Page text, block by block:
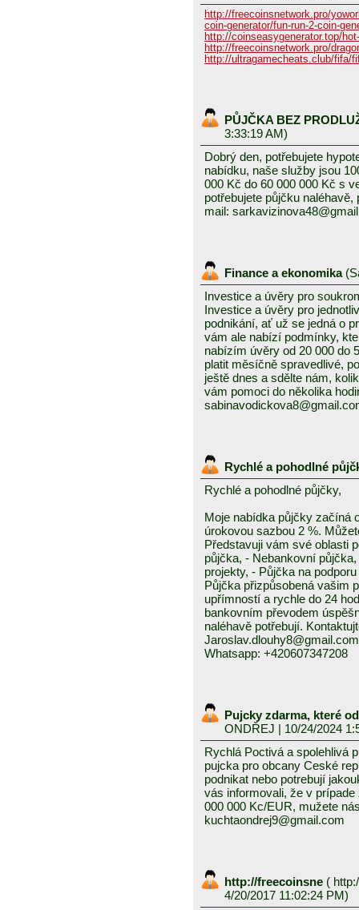
http://freecoinsnetwork.pro/
coin-generator/fun-run-2-coin-
http://coinseasygenerator.top/
http://freecoinsnetwork.pro/
http://ultragamecheats.club/fifa/
PŮJČKA BEZ
3:33:19 AM)
Dobrý den, potřebujete
nabídku, naše služby jsou
000 Kč do 60 000 000 Kč s
potřebujete půjčku
mail:
Finance a ekonomika (
Investice a úvěry pro
Investice a úvěry pro
podnikání, ať už se jedná o
vám ale nabízí podmínky,
nabízím úvěry od 20 000 do
platit měsíčně spravedlivé,
ještě dnes a sdělte nám,
vám pomoci do několika
Rychlé a pohodlné
Rychlé a pohodlné půjčky,
Moje nabídka půjčky začíná
úrokovou sazbou 2 %.
Představuji vám své oblasti
půjčka, - Nebankovní
projekty, - Půjčka na
Půjčka přizpůsobená vašim
upřímností a rychle do 24
bankovním převodem
naléhavě potřebují.
Jaroslav.dlouhy8@gmail.com
Whatsapp: +420607347208
Pujcky zdarma, které
ONDŘEJ | 10/24/2024
Rychlá Poctivá a spolehlivá
pujcka pro obcany Ceské
podnikat nebo potrebují
vás informovali, že v
000 000 Kc/EUR, mužete
kuchtaondrej9@gmail.com
http://freecoinsne (
4/20/2017 11:02:24 PM)